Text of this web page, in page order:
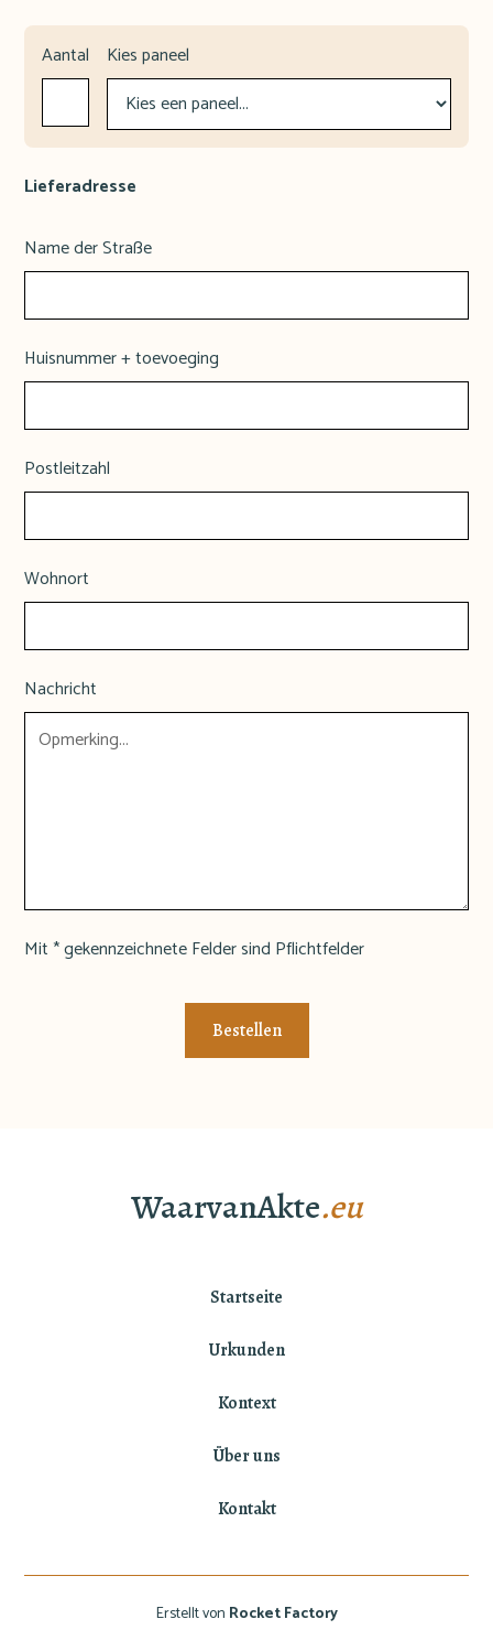
Aantal Kies paneel
Lieferadresse
Name der Straße
Huisnummer + toevoeging
Postleitzahl
Wohnort
Nachricht
Mit * gekennzeichnete Felder sind Pflichtfelder
WaarvanAkte.eu
Startseite
Urkunden
Kontext
Über uns
Kontakt
Erstellt von Rocket Factory